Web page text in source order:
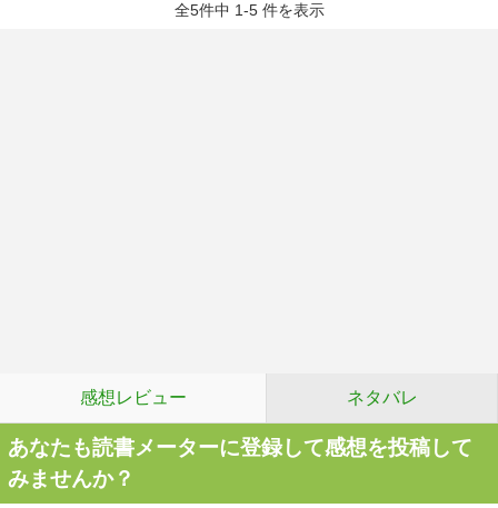
全5件中 1-5 件を表示
感想レビュー ネタバレ
あなたも読書メーターに登録して感想を投稿して
みませんか？